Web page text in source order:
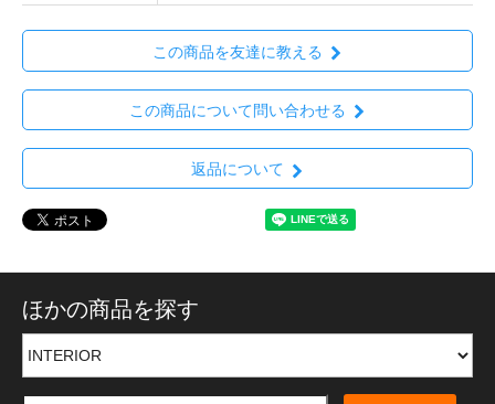
この商品を友達に教える
この商品について問い合わせる
返品について
ほかの商品を探す